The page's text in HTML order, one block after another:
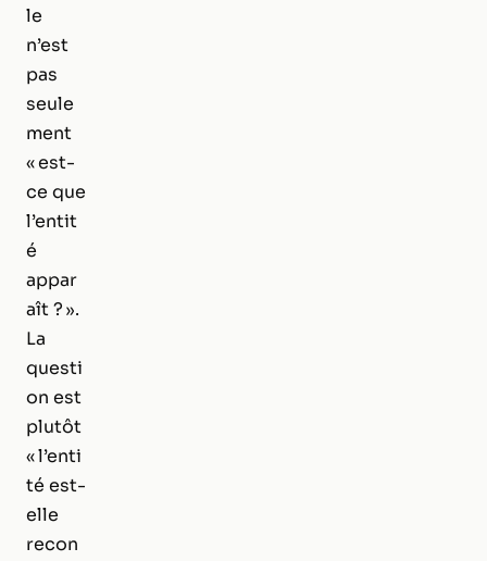
le
n’est
pas
seule
ment
« est-
ce que
l’entit
é
appar
aît ? ».
La
questi
on est
plutôt
« l’enti
té est-
elle
recon